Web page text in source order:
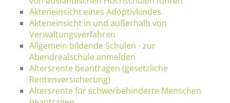
Akteneinsicht eines Adoptivkindes
Akteneinsicht in und außerhalb von
Verwaltungsverfahren
Allgemein bildende Schulen - zur
Abendrealschule anmelden
Altersrente beantragen (gesetzliche
Rentenversicherung)
Altersrente für schwerbehinderte Menschen